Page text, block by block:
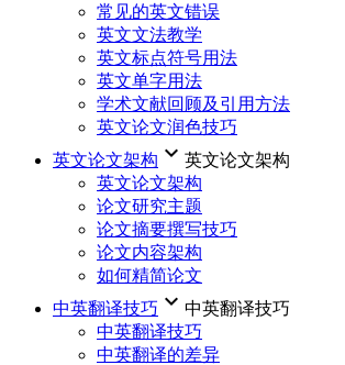
常见的英文错误
英文文法教学
英文标点符号用法
英文单字用法
学术文献回顾及引用方法
英文论文润色技巧
英文论文架构 keyboard_arrow_down 英文论文架构
英文论文架构
论文研究主题
论文摘要撰写技巧
论文内容架构
如何精简论文
中英翻译技巧 keyboard_arrow_down 中英翻译技巧
中英翻译技巧
中英翻译的差异